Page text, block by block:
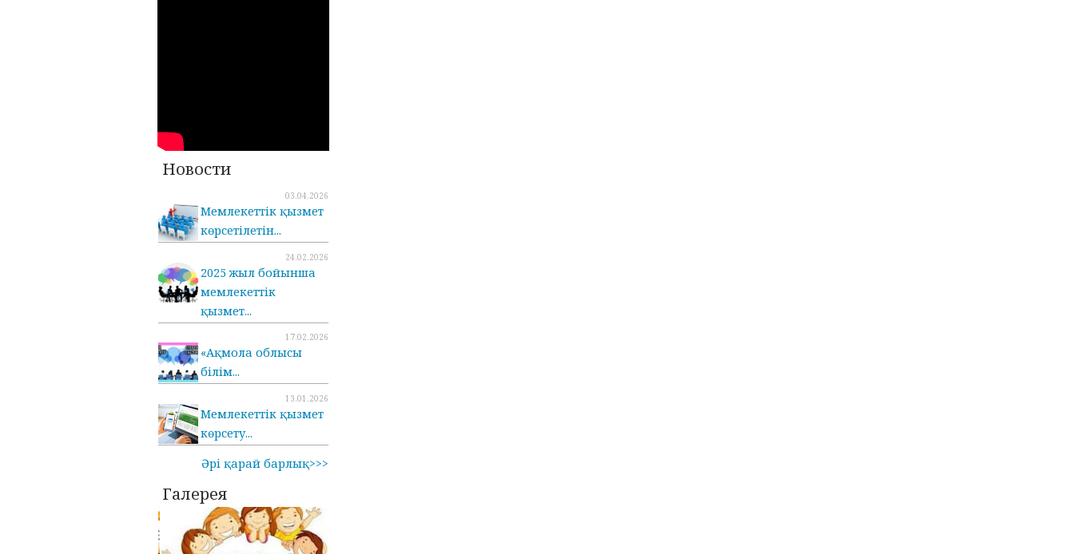
Новости
03.04.2026
Мемлекеттік қызмет
көрсетілетін...
24.02.2026
2025 жыл бойынша
мемлекеттік
қызмет...
17.02.2026
«Ақмола облысы
білім...
13.01.2026
Мемлекеттік қызмет
көрсету...
Әрі қарай барлық>>>
Галерея